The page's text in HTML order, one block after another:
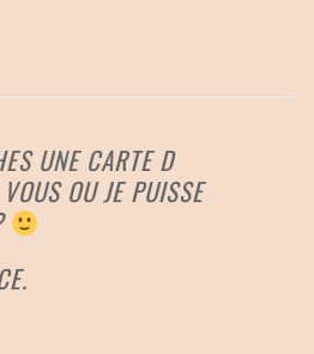
UNE CARTE D
OU JE PUISSE